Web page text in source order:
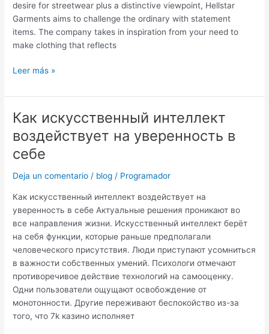
desire for streetwear plus a distinctive viewpoint, Hellstar
Garments aims to challenge the ordinary with statement
items. The company takes in inspiration from your need to
make clothing that reflects
Leer más »
Как искусственный интеллект
воздействует на уверенность в
себе
Deja un comentario / blog / Programador
Как искусственный интеллект воздействует на
уверенность в себе Актуальные решения проникают во
все направления жизни. Искусственный интеллект берёт
на себя функции, которые раньше предполагали
человеческого присутствия. Люди приступают усомниться
в важности собственных умений. Психологи отмечают
противоречивое действие технологий на самооценку.
Одни пользователи ощущают освобождение от
монотонности. Другие переживают беспокойство из-за
того, что 7k казино исполняет
Как
искусственный
интеллект
воздействует
уверенность
в
себе